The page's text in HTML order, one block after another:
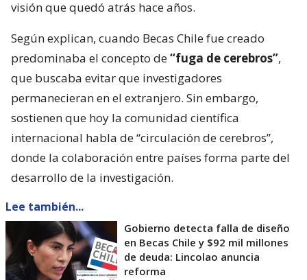
visión que quedó atrás hace años.
Según explican, cuando Becas Chile fue creado
predominaba el concepto de“fuga de cerebros”,
que buscaba evitar que investigadores
permanecieran en el extranjero. Sin embargo,
sostienen que hoy la comunidad científica
internacional habla de “circulación de cerebros”,
donde la colaboración entre países forma parte del
desarrollo de la investigación.
Lee también...
Gobierno detecta falla de diseño
en Becas Chile y $92 mil millones
de deuda: Lincolao anuncia
reforma